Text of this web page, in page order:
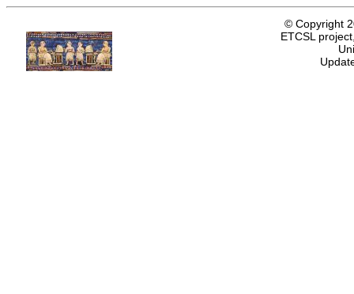
© Copyright
ETCSL